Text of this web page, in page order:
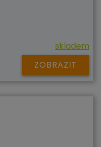
skladem
ZOBRAZIT